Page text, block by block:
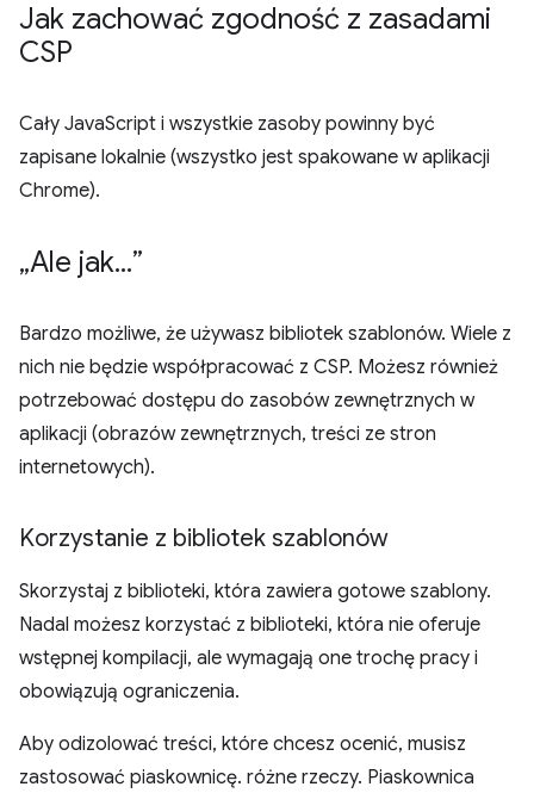
Jak zachować zgodność z zasadami
CSP
Cały JavaScript i wszystkie zasoby powinny być
zapisane lokalnie (wszystko jest spakowane w aplikacji
Chrome).
„Ale jak...”
Bardzo możliwe, że używasz bibliotek szablonów. Wiele z
nich nie będzie współpracować z CSP. Możesz również
potrzebować dostępu do zasobów zewnętrznych w
aplikacji (obrazów zewnętrznych, treści ze stron
internetowych).
Korzystanie z bibliotek szablonów
Skorzystaj z biblioteki, która zawiera gotowe szablony.
Nadal możesz korzystać z biblioteki, która nie oferuje
wstępnej kompilacji, ale wymagają one trochę pracy i
obowiązują ograniczenia.
Aby odizolować treści, które chcesz ocenić, musisz
zastosować piaskownicę. różne rzeczy. Piaskownica